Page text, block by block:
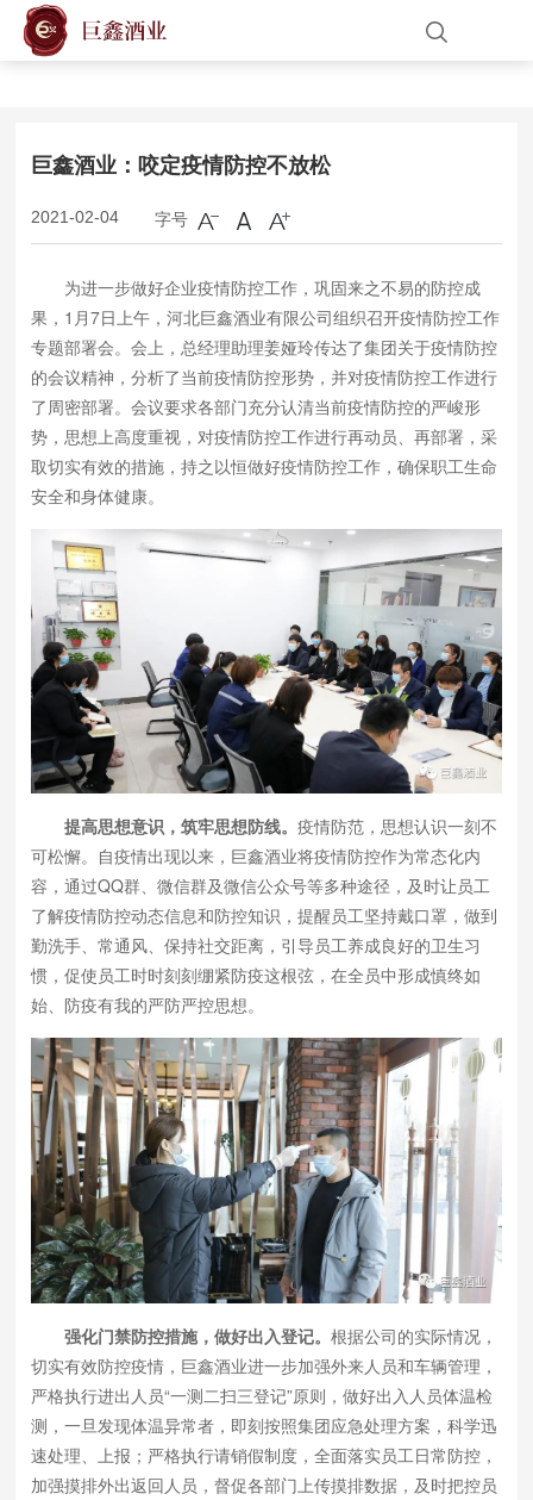
关于我们
产品展示
新闻中心
人才招聘
联系我们
巨鑫酒业：咬定疫情防控不放松
2021-02-04 字号
为进一步做好企业疫情防控工作，巩固来之不易的防控成
果，1月7日上午，河北巨鑫酒业有限公司组织召开疫情防控工作
专题部署会。会上，总经理助理姜娅玲传达了集团关于疫情防控
的会议精神，分析了当前疫情防控形势，并对疫情防控工作进行
了周密部署。会议要求各部门充分认清当前疫情防控的严峻形
势，思想上高度重视，对疫情防控工作进行再动员、再部署，采
取切实有效的措施，持之以恒做好疫情防控工作，确保职工生命
安全和身体健康。
提高思想意识，筑牢思想防线。疫情防范，思想认识一刻不
可松懈。自疫情出现以来，巨鑫酒业将疫情防控作为常态化内
容，通过QQ群、微信群及微信公众号等多种途径，及时让员工
了解疫情防控动态信息和防控知识，提醒员工坚持戴口罩，做到
勤洗手、常通风、保持社交距离，引导员工养成良好的卫生习
惯，促使员工时时刻刻绷紧防疫这根弦，在全员中形成慎终如
始、防疫有我的严防严控思想。
强化门禁防控措施，做好出入登记。根据公司的实际情况，
切实有效防控疫情，巨鑫酒业进一步加强外来人员和车辆管理，
严格执行进出人员“一测二扫三登记”原则，做好出入人员体温检
测，一旦发现体温异常者，即刻按照集团应急处理方案，科学迅
速处理、上报；严格执行请销假制度，全面落实员工日常防控，
加强摸排外出返回人员，督促各部门上传摸排数据，及时把控员